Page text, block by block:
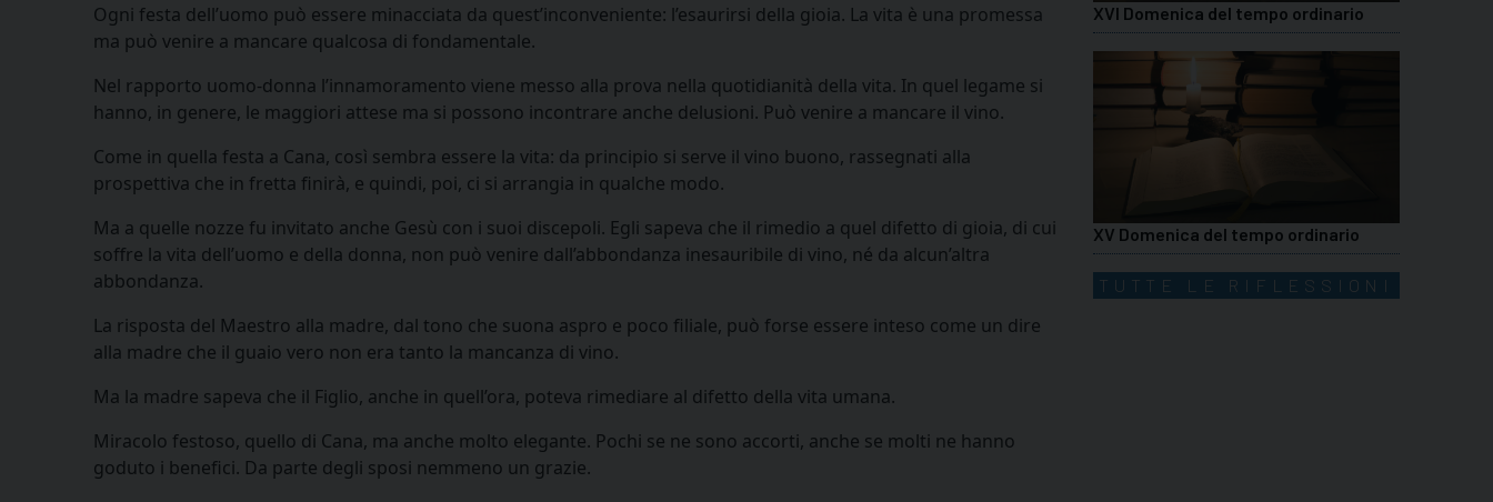
Ogni festa dell’uomo può essere minacciata da quest’inconveniente: l’esaurirsi della gioia. La vita è una promessa
ma può venire a mancare qualcosa di fondamentale.
Nel rapporto uomo-donna l’innamoramento viene messo alla prova nella quotidianità della vita. In quel legame si
hanno, in genere, le maggiori attese ma si possono incontrare anche delusioni. Può venire a mancare il vino.
Come in quella festa a Cana, così sembra essere la vita: da principio si serve il vino buono, rassegnati alla
prospettiva che in fretta finirà, e quindi, poi, ci si arrangia in qualche modo.
Ma a quelle nozze fu invitato anche Gesù con i suoi discepoli. Egli sapeva che il rimedio a quel difetto di gioia, di cui
soffre la vita dell’uomo e della donna, non può venire dall’abbondanza inesauribile di vino, né da alcun’altra
abbondanza.
La risposta del Maestro alla madre, dal tono che suona aspro e poco filiale, può forse essere inteso come un dire
alla madre che il guaio vero non era tanto la mancanza di vino.
Ma la madre sapeva che il Figlio, anche in quell’ora, poteva rimediare al difetto della vita umana.
Miracolo festoso, quello di Cana, ma anche molto elegante. Pochi se ne sono accorti, anche se molti ne hanno
goduto i benefici. Da parte degli sposi nemmeno un grazie.
XVI Domenica del tempo ordinario
XV Domenica del tempo ordinario
TUTTE LE RIFLESSIONI